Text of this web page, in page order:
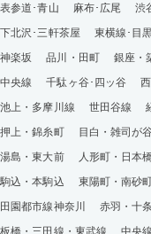
表参道･青山 麻布･広尾 渋
下北沢･三軒茶屋
東横線･目
神楽坂
品川・田町 銀座・
中央線
千駄ヶ谷･四ッ谷
池上・多摩川線
世田谷線
押上・錦糸町
目白・雑司が
湯島・東大前
人形町・日本
駒込・本駒込
東陽町・南砂
田園都市線神奈川
赤羽・十
板橋・三田線・東武線
中央